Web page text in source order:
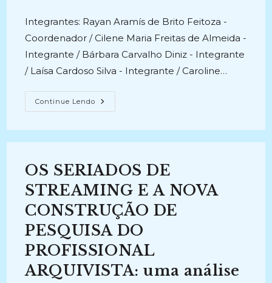
Integrantes: Rayan Aramís de Brito Feitoza -
Coordenador / Cilene Maria Freitas de Almeida -
Integrante / Bárbara Carvalho Diniz - Integrante
/ Laísa Cardoso Silva - Integrante / Caroline…
Continue Lendo ESTRATÉGIAS
DA
NA
ARQUIVISTAS
FRENTE
À
EFETIVIDADE
DA
GESTÃO
ARQUIVÍSTICA
(2024-
2025)
OS SERIADOS DE
STREAMING E A NOVA
CONSTRUÇÃO DE
PESQUISA DO
PROFISSIONAL
ARQUIVISTA: uma análise